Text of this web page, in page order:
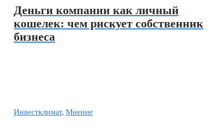
Деньги компании как личный
кошелек: чем рискует собственник
бизнеса
Инвестклимат, Мнение